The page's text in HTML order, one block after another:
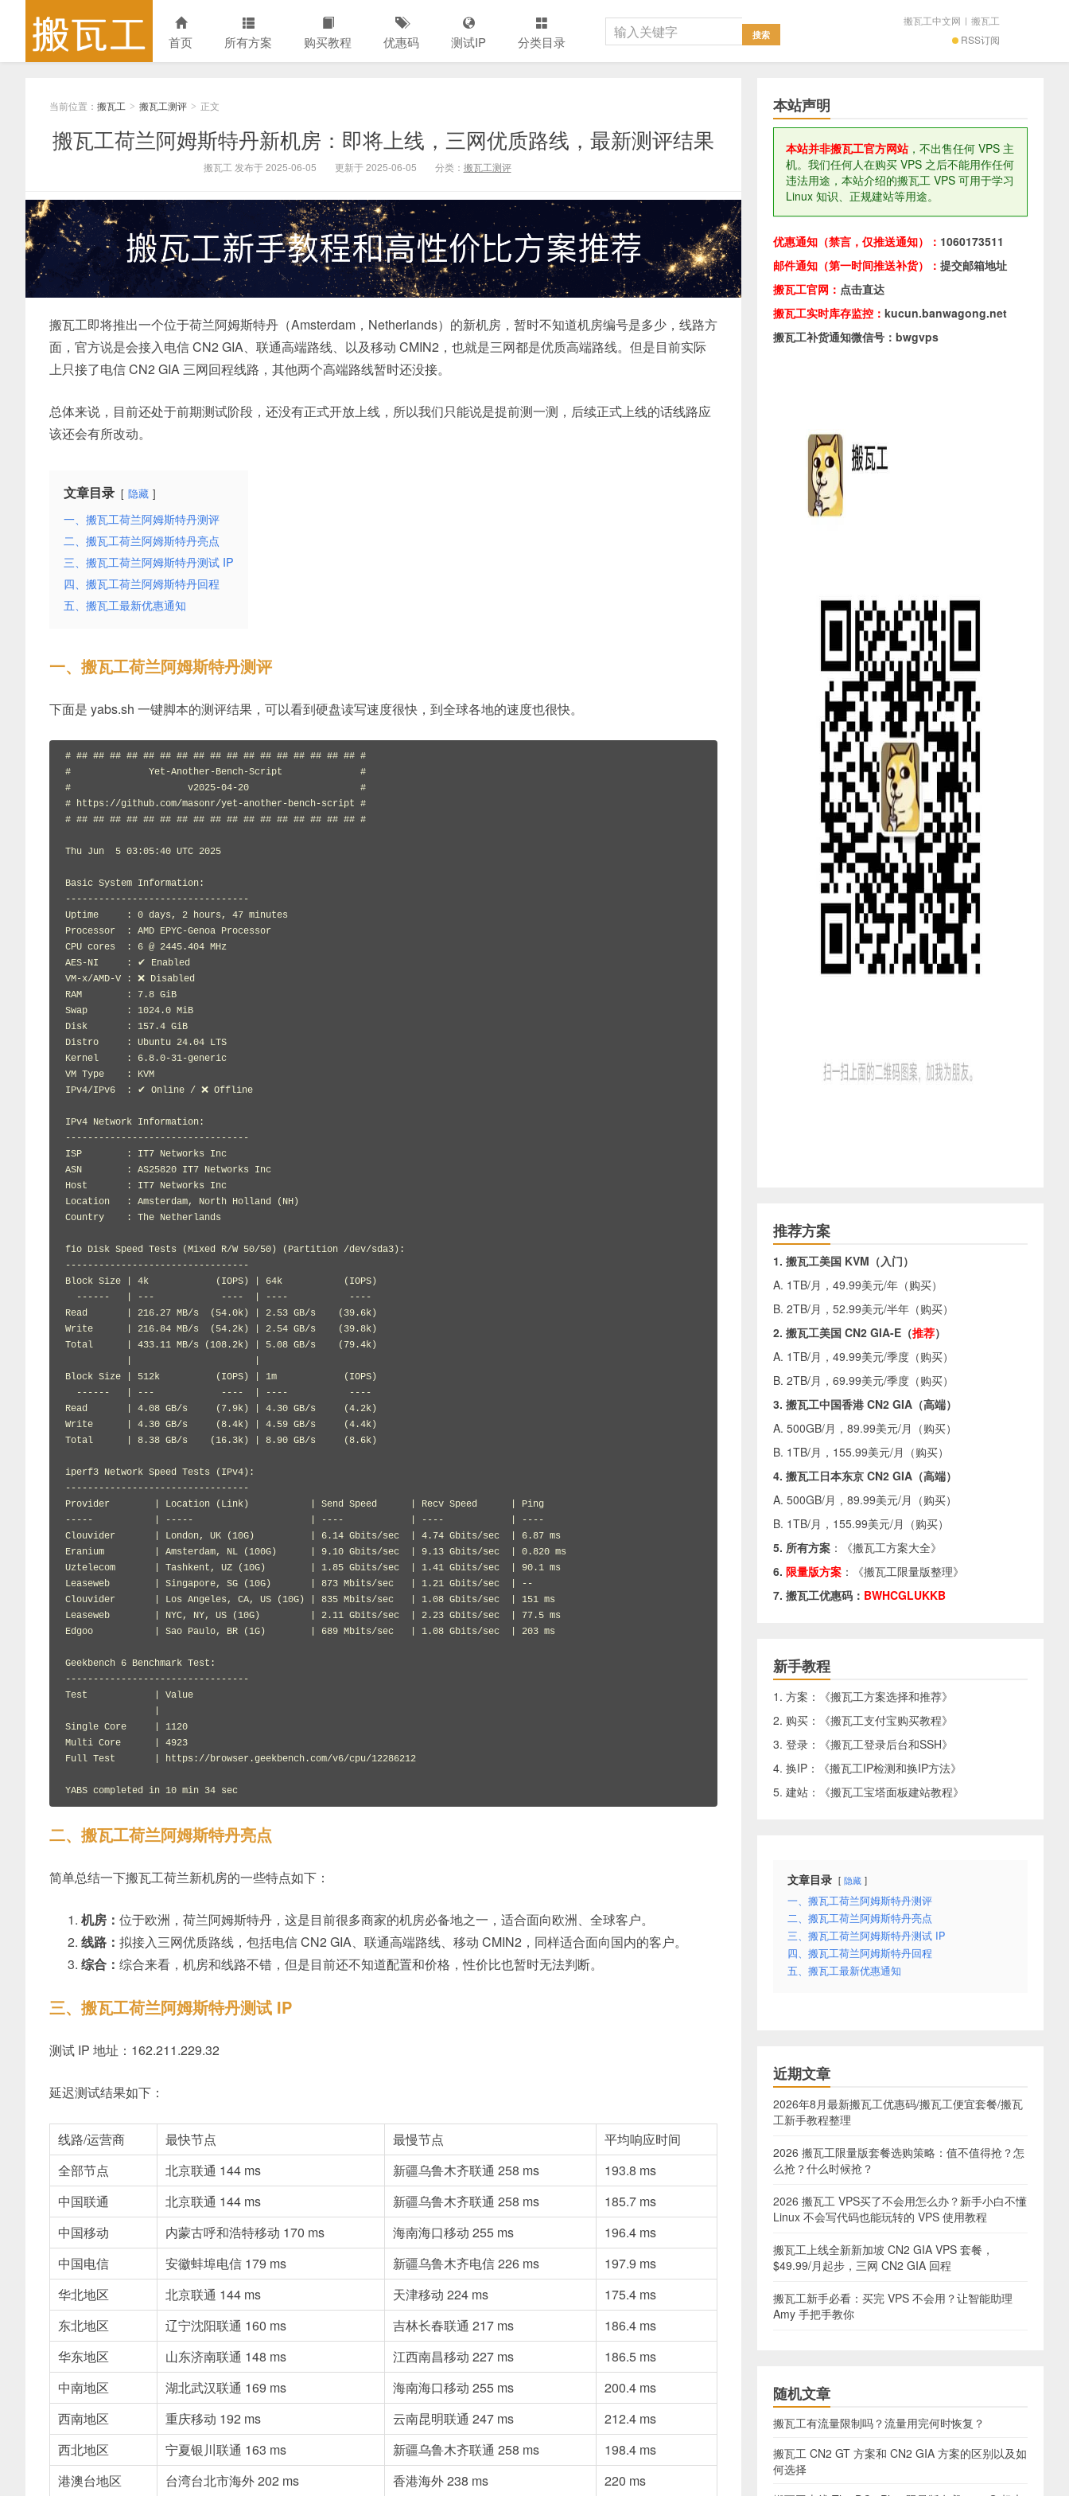
首页 所有方案 购买教程 优惠码 测试IP 分类目录 RSS订阅
搬瓦工中文网 | 搬瓦工
当前位置： 搬瓦工 > 搬瓦工测评 > 正文
搬瓦工荷兰阿姆斯特丹新机房：即将上线，三网优质路线，最新测评结果
搬瓦工 发布于 2025-06-05 更新于 2025-06-05 分类： 搬瓦工测评
搬瓦工即将推出一个位于荷兰阿姆斯特丹（Amsterdam，Netherlands）的新机房，暂时不知道机房编号是多少，线路方
面，官方说是会接入电信 CN2 GIA、联通高端路线、以及移动 CMIN2，也就是三网都是优质高端路线。但是目前实际
上只接了电信 CN2 GIA 三网回程线路，其他两个高端路线暂时还没接。
总体来说，目前还处于前期测试阶段，还没有正式开放上线，所以我们只能说是提前测一测，后续正式上线的话线路应
该还会有所改动。
文章目录 隐藏
一、搬瓦工荷兰阿姆斯特丹测评
二、搬瓦工荷兰阿姆斯特丹亮点
三、搬瓦工荷兰阿姆斯特丹测试 IP
四、搬瓦工荷兰阿姆斯特丹回程
五、搬瓦工最新优惠通知
一、搬瓦工荷兰阿姆斯特丹测评
下面是 yabs.sh 一键脚本的测评结果，可以看到硬盘读写速度很快，到全球各地的速度也很快。
# ## ## ## ## ## ## ## ## ## ## ## ## ## ## ## ## ## #
#              Yet-Another-Bench-Script              #
#                     v2025-04-20                    #
# https://github.com/masonr/yet-another-bench-script #
# ## ## ## ## ## ## ## ## ## ## ## ## ## ## ## ## ## #
Thu Jun  5 03:05:40 UTC 2025
Basic System Information:
---------------------------------
Uptime     : 0 days, 2 hours, 47 minutes
Processor  : AMD EPYC-Genoa Processor
CPU cores  : 6 @ 2445.404 MHz
AES-NI     : ✔ Enabled
VM-x/AMD-V : ❌ Disabled
RAM        : 7.8 GiB
Swap       : 1024.0 MiB
Disk       : 157.4 GiB
Distro     : Ubuntu 24.04 LTS
Kernel     : 6.8.0-31-generic
VM Type    : KVM
IPv4/IPv6  : ✔ Online / ❌ Offline
IPv4 Network Information:
---------------------------------
ISP        : IT7 Networks Inc
ASN        : AS25820 IT7 Networks Inc
Host       : IT7 Networks Inc
Location   : Amsterdam, North Holland (NH)
Country    : The Netherlands
fio Disk Speed Tests (Mixed R/W 50/50) (Partition /dev/sda3):
---------------------------------
Block Size | 4k            (IOPS) | 64k           (IOPS)
  ------   | ---            ----  | ----           ----
Read       | 216.27 MB/s  (54.0k) | 2.53 GB/s    (39.6k)
Write      | 216.84 MB/s  (54.2k) | 2.54 GB/s    (39.8k)
Total      | 433.11 MB/s (108.2k) | 5.08 GB/s    (79.4k)
Block Size | 512k          (IOPS) | 1m            (IOPS)
  ------   | ---            ----  | ----           ----
Read       | 4.08 GB/s     (7.9k) | 4.30 GB/s     (4.2k)
Write      | 4.30 GB/s     (8.4k) | 4.59 GB/s     (4.4k)
Total      | 8.38 GB/s    (16.3k) | 8.90 GB/s     (8.6k)
iperf3 Network Speed Tests (IPv4):
---------------------------------
Provider        | Location (Link)           | Send Speed      | Recv Speed      | Ping
-----           | -----                     | ----            | ----            | ----
Clouvider       | London, UK (10G)          | 6.14 Gbits/sec  | 4.74 Gbits/sec  | 6.87 ms
Eranium         | Amsterdam, NL (100G)      | 9.10 Gbits/sec  | 9.13 Gbits/sec  | 0.820 ms
Uztelecom       | Tashkent, UZ (10G)        | 1.85 Gbits/sec  | 1.41 Gbits/sec  | 90.1 ms
Leaseweb        | Singapore, SG (10G)       | 873 Mbits/sec   | 1.21 Gbits/sec  | --
Clouvider       | Los Angeles, CA, US (10G) | 835 Mbits/sec   | 1.08 Gbits/sec  | 151 ms
Leaseweb        | NYC, NY, US (10G)         | 2.11 Gbits/sec  | 2.23 Gbits/sec  | 77.5 ms
Edgoo           | Sao Paulo, BR (1G)        | 689 Mbits/sec   | 1.08 Gbits/sec  | 203 ms
Geekbench 6 Benchmark Test:
---------------------------------
Test            | Value
Single Core     | 1120
Multi Core      | 4923
Full Test       | https://browser.geekbench.com/v6/cpu/12286212
YABS completed in 10 min 34 sec
二、搬瓦工荷兰阿姆斯特丹亮点
简单总结一下搬瓦工荷兰新机房的一些特点如下：
机房： 位于欧洲，荷兰阿姆斯特丹，这是目前很多商家的机房必备地之一，适合面向欧洲、全球客户。
线路： 拟接入三网优质路线，包括电信 CN2 GIA、联通高端路线、移动 CMIN2，同样适合面向国内的客户。
综合： 综合来看，机房和线路不错，但是目前还不知道配置和价格，性价比也暂时无法判断。
三、搬瓦工荷兰阿姆斯特丹测试 IP
测试 IP 地址：162.211.229.32
延迟测试结果如下：
线路/运营商 最快节点 最慢节点
平均响应时间
全部节点
北京联通 144 ms 新疆乌鲁木齐联通 258 ms
193.8 ms
中国联通
北京联通 144 ms 新疆乌鲁木齐联通 258 ms
185.7 ms
中国移动
内蒙古呼和浩特移动 170 ms 海南海口移动 255 ms
196.4 ms
中国电信
安徽蚌埠电信 179 ms 新疆乌鲁木齐电信226 ms
197.9 ms
华北地区
北京联通 144 ms 天津移动 224 ms
175.4 ms
东北地区
辽宁沈阳联通 160 ms 吉林长春联通 217 ms
186.4 ms
华东地区
山东济南联通 148 ms 江西南昌移动 227 ms
186.5 ms
中南地区
湖北武汉联通 169 ms 海南海口移动 255 ms
200.4 ms
西南地区
重庆移动 192 ms 云南昆明联通 247 ms
212.4 ms
西北地区
宁夏银川联通 163 ms 新疆乌鲁木齐联通 258 ms
198.4 ms
港澳台地区
台湾台北市海外202 ms 香港海外238 ms 220 ms
本站声明
本站并非搬瓦工官方网站，不出售任何 VPS 主
机。我们任何人在购买 VPS 之后不能用作任何
违法用途，本站介绍的搬瓦工 VPS 可用于学习
Linux 知识、正规建站等用途。
优惠通知（禁言，仅推送通知）： 1060173511
邮件通知（第一时间推送补货）： 提交邮箱地址
搬瓦工官网： 点击直达
搬瓦工实时库存监控： kucun.banwagong.net
搬瓦工补货通知微信号：bwgvps
推荐方案
1. 搬瓦工美国 KVM（入门）
A. 1TB/月，49.99美元/年（购买）
B. 2TB/月，52.99美元/半年（购买）
2. 搬瓦工美国 CN2 GIA-E（推荐）
A. 1TB/月，49.99美元/季度（购买）
B. 2TB/月，69.99美元/季度（购买）
3. 搬瓦工中国香港 CN2 GIA（高端）
A. 500GB/月，89.99美元/月（购买）
B. 1TB/月，155.99美元/月（购买）
4. 搬瓦工日本东京 CN2 GIA（高端）
A. 500GB/月，89.99美元/月（购买）
B. 1TB/月，155.99美元/月（购买）
5. 所有方案 ：《搬瓦工方案大全》
6. 限量版方案 ：《搬瓦工限量版整理》
7. 搬瓦工优惠码： BWHCGLUKKB
新手教程
1. 方案：《搬瓦工方案选择和推荐》
2. 购买：《搬瓦工支付宝购买教程》
3. 登录：《搬瓦工登录后台和SSH》
4. 换IP：《搬瓦工IP检测和换IP方法》
5. 建站：《搬瓦工宝塔面板建站教程》
文章目录 隐藏
一、搬瓦工荷兰阿姆斯特丹测评
二、搬瓦工荷兰阿姆斯特丹亮点
三、搬瓦工荷兰阿姆斯特丹测试 IP
四、搬瓦工荷兰阿姆斯特丹回程
五、搬瓦工最新优惠通知
近期文章
2026年8月最新搬瓦工优惠码/搬瓦工便宜套餐/搬瓦
工新手教程整理
2026 搬瓦工限量版套餐选购策略：值不值得抢？怎
么抢？什么时候抢？
2026 搬瓦工 VPS买了不会用怎么办？新手小白不懂
Linux 不会写代码也能玩转的 VPS 使用教程
搬瓦工上线全新新加坡 CN2 GIA VPS 套餐，
$49.99/月起步，三网 CN2 GIA 回程
搬瓦工新手必看：买完 VPS 不会用？让智能助理
Amy 手把手教你
随机文章
搬瓦工有流量限制吗？流量用完何时恢复？
搬瓦工 CN2 GT 方案和 CN2 GIA 方案的区别以及如
何选择